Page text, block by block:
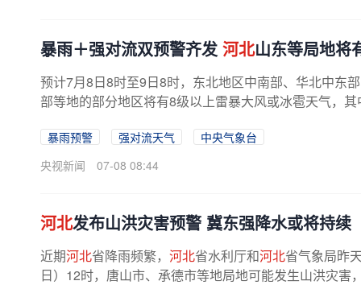
暴雨＋强对流双预警齐发河北山东等局地将
预计7月8日8时至9日8时，东北地区中南部、华北中东
部等地的部分地区将有8级以上雷暴大风或冰雹天气，其
暴雨预警 强对流天气
中央气象台
央视新闻
07-08 08:44
河北发布山洪灾害预警 冀东强降水或将持续
近期河北省降雨频繁， 河北省水利厅和河北省气象局昨
日）12时，唐山市、承德市等地局地可能发生山洪灾